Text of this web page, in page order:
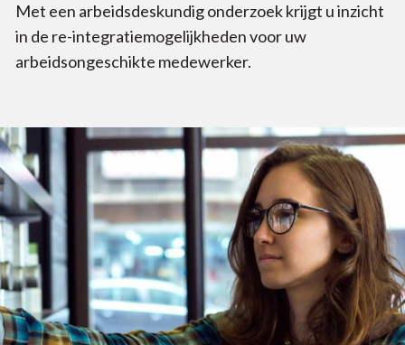
Met een arbeidsdeskundig onderzoek krijgt u inzicht
in de re-integratiemogelijkheden voor uw
arbeidsongeschikte medewerker.